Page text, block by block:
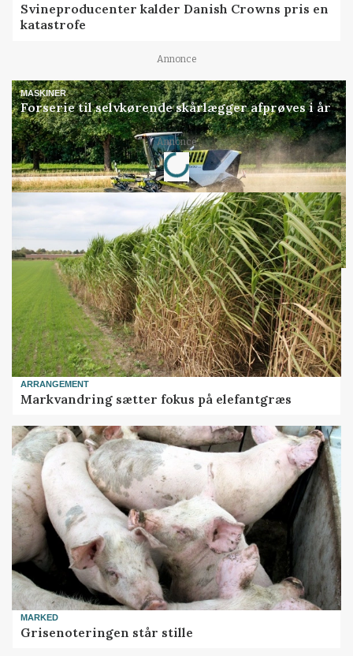
Svineproducenter kalder Danish Crowns pris en
katastrofe
Annonce
MASKINER
Forserie til selvkørende skårlægger afprøves i år
Annonce
Loading...
ARRANGEMENT
Markvandring sætter fokus på elefantgræs
MARKED
Grisenoteringen står stille